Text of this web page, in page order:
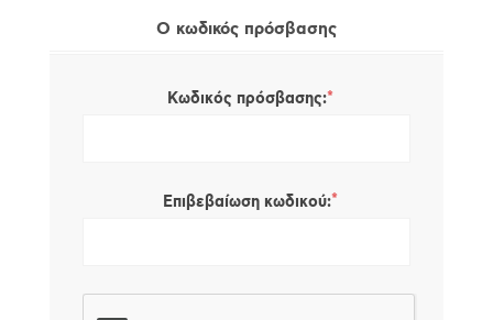
Ο κωδικός πρόσβασης
Κωδικός πρόσβασης:*
Επιβεβαίωση κωδικού:*